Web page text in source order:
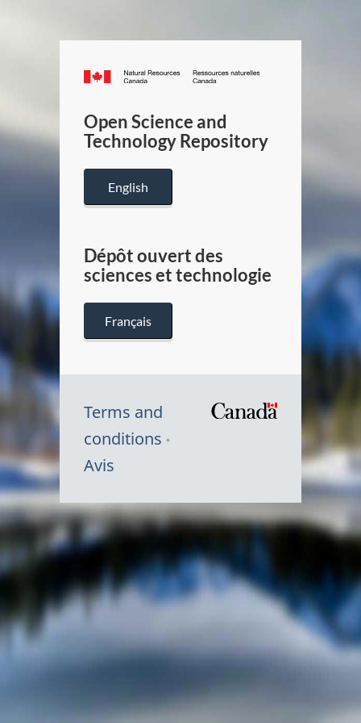
Canada.ca
/
Canada
Open Science and
Technology Repository
English
Dépôt ouvert des
sciences et technologie
Français
Terms and
conditions
Avis
Symbole
du
Canada